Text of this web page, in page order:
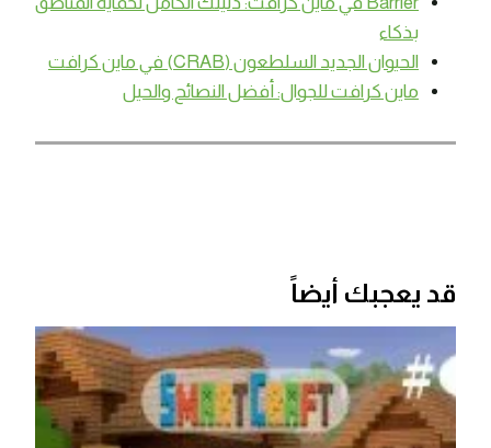
بذكاء
الحيوان الجديد السلطعون (CRAB) في ماين كرافت
ماين كرافت للجوال: أفضل النصائح والحيل
قد يعجبك أيضاً